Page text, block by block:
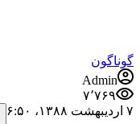
گوناگون
Admin
۷٬۷۶۹
۷ اردیبهشت ۱۳۸۸،‏ ۶:۵۰